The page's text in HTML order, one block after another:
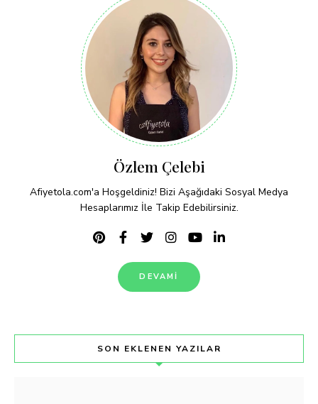
Özlem Çelebi
Afiyetola.com'a Hoşgeldiniz! Bizi Aşağıdaki Sosyal Medya
Hesaplarımız İle Takip Edebilirsiniz.
DEVAMI
SON EKLENEN YAZILAR